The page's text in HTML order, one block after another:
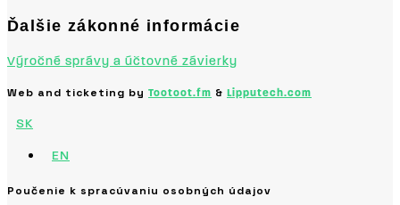
Ďalšie zákonné informácie
Výročné správy a účtovné závierky
Web and ticketing by Tootoot.fm & Lipputech.com
SK
EN
Poučenie k spracúvaniu osobných údajov